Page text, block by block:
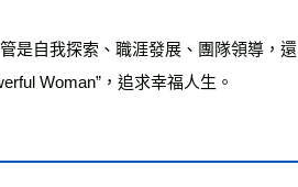
是自我探索、職涯發展、團隊領導，還
Woman”，追求幸福人生。